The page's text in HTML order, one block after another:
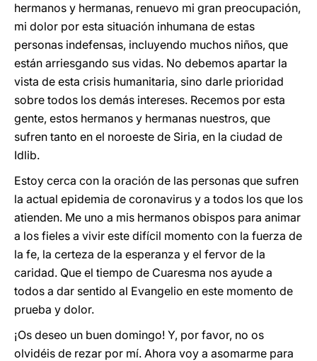
hermanos y hermanas, renuevo mi gran preocupación,
mi dolor por esta situación inhumana de estas
personas indefensas, incluyendo muchos niños, que
están arriesgando sus vidas. No debemos apartar la
vista de esta crisis humanitaria, sino darle prioridad
sobre todos los demás intereses. Recemos por esta
gente, estos hermanos y hermanas nuestros, que
sufren tanto en el noroeste de Siria, en la ciudad de
Idlib.
Estoy cerca con la oración de las personas que sufren
la actual epidemia de coronavirus y a todos los que los
atienden. Me uno a mis hermanos obispos para animar
a los fieles a vivir este difícil momento con la fuerza de
la fe, la certeza de la esperanza y el fervor de la
caridad. Que el tiempo de Cuaresma nos ayude a
todos a dar sentido al Evangelio en este momento de
prueba y dolor.
¡Os deseo un buen domingo! Y, por favor, no os
olvidéis de rezar por mí. Ahora voy a asomarme para